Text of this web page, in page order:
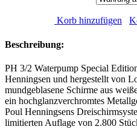
Korb hinzufügen
Beschreibung:
PH 3/2 Waterpump Special
Henningsen und hergestellt von
mundgeblasene Schirme aus
ein hochglanzverchromtes
Poul Henningsens
limitierten Auflage von 2.800